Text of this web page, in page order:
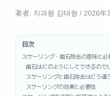
著者: 치과왕 김태형 / 2026年
目次
スケーリング・歯石除去の意味と必
歯石はどのようにしてできるので
スケーリングと歯石除去はどう違
スケーリングの効果と必要性